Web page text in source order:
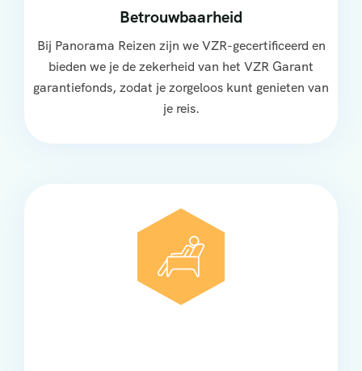
Betrouwbaarheid
Bij Panorama Reizen zijn we VZR-gecertificeerd en
bieden we je de zekerheid van het VZR Garant
garantiefonds, zodat je zorgeloos kunt genieten van
je reis.